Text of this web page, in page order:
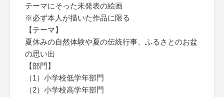
テーマにそった未発表の絵画
※必ず本人が描いた作品に限る
【テーマ】
夏休みの自然体験や夏の伝統行事、ふるさとのお盆
の思い出
【部門】
（1）小学校低学年部門
（2）小学校高学年部門